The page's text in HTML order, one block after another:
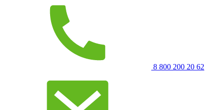
8 800 200 20 62